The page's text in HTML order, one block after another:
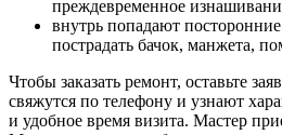
преждевременное
внутрь попадают
пострадать бачок, манжета,
Чтобы заказать ремонт, оставьте
свяжутся по телефону и узнают
и удобное время визита. Мастер